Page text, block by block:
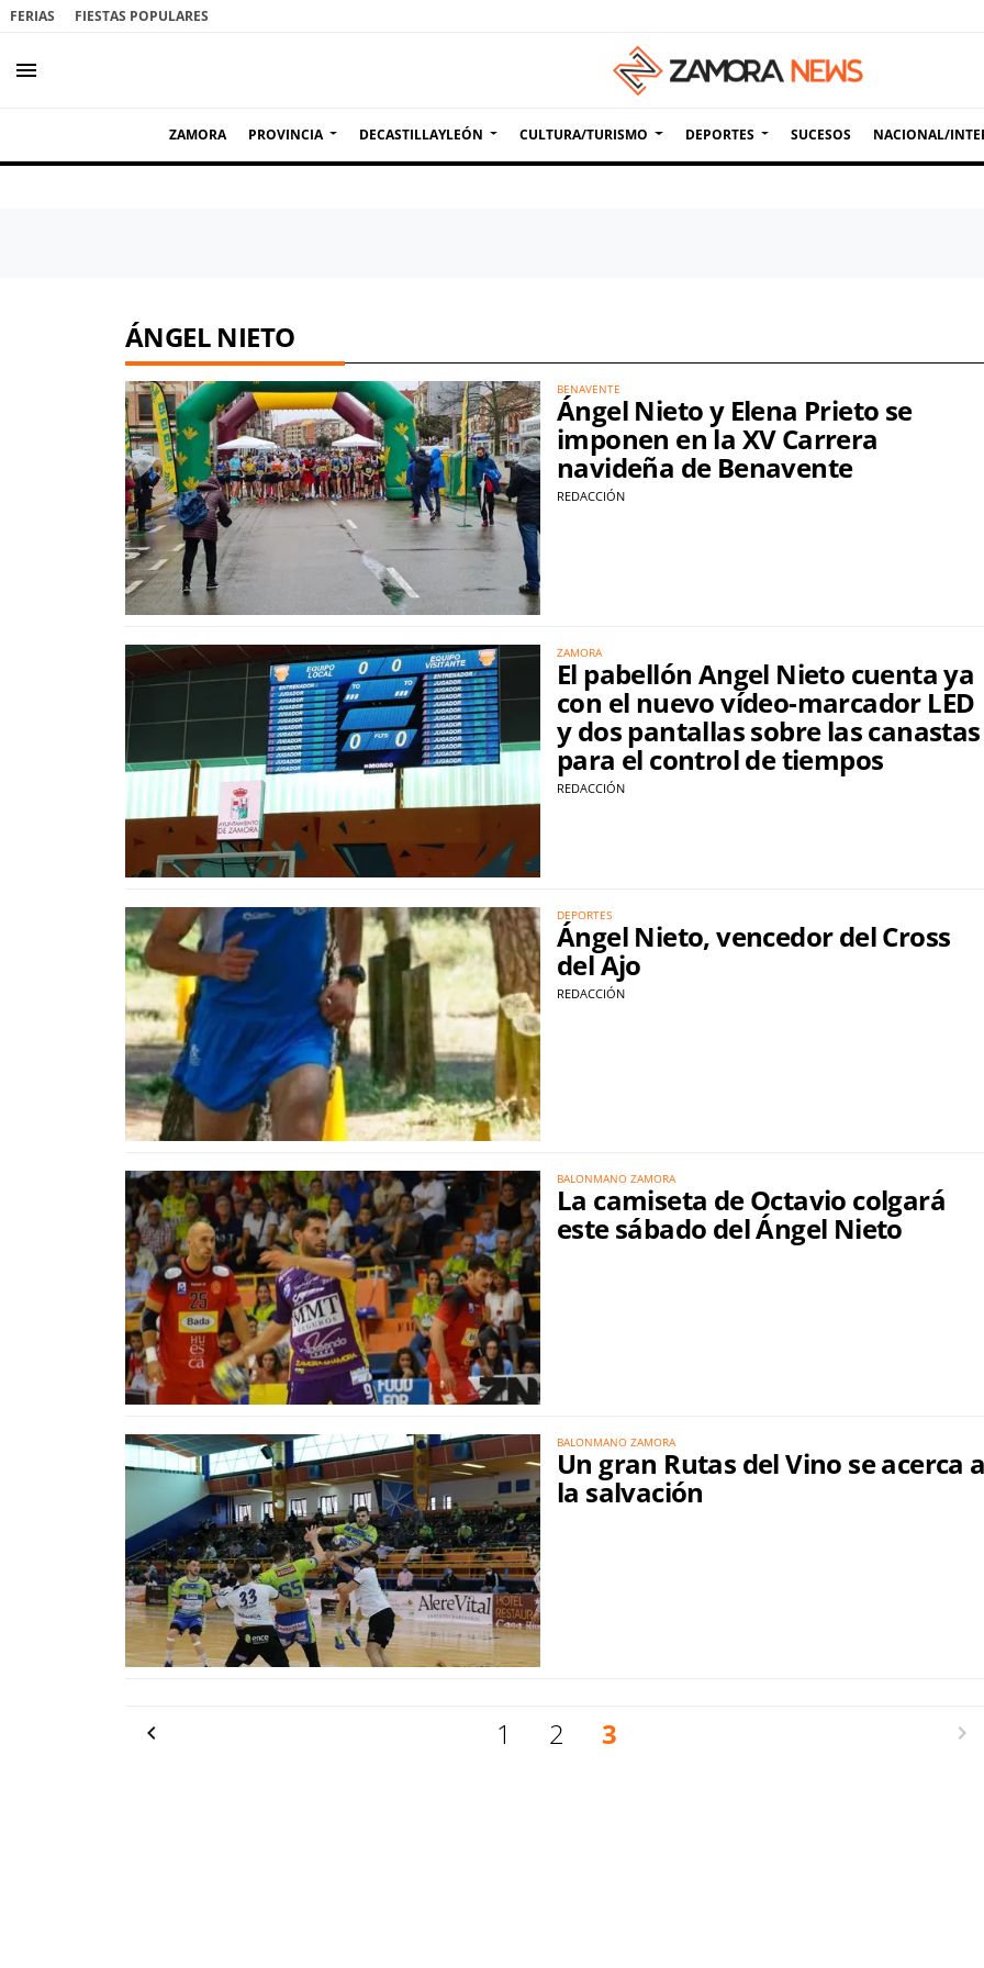
FERIAS FIESTAS POPULARES
menu
ZAMORA PROVINCIA DECASTILLAYLEÓN CULTURA/TURISMO DEPORTES SUCESOS NACIONAL/
ÁNGEL NIETO
BENAVENTE
Ángel Nieto y Elena Prieto se
imponen en la XV Carrera
navideña de Benavente
REDACCIÓN
ZAMORA
El pabellón Angel Nieto cuenta ya
con el nuevo vídeo-marcador LED
y dos pantallas sobre las canastas
para el control de tiempos
REDACCIÓN
DEPORTES
Ángel Nieto, vencedor del Cross
del Ajo
REDACCIÓN
BALONMANO ZAMORA
La camiseta de Octavio colgará
este sábado del Ángel Nieto
BALONMANO ZAMORA
Un gran Rutas del Vino se acerca
la salvación
Anterior 1 2 3